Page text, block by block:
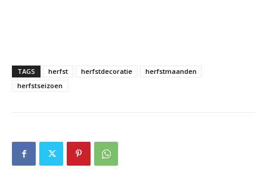
TAGS herfst herfstdecoratie
herfstmaanden
herfstseizoen